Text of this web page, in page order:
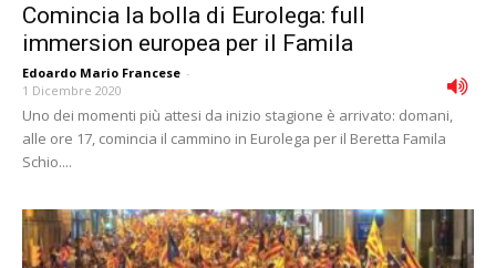
Comincia la bolla di Eurolega: full
immersion europea per il Famila
Edoardo Mario Francese -
1 Dicembre 2020
Uno dei momenti più attesi da inizio stagione è arrivato: domani,
alle ore 17, comincia il cammino in Eurolega per il Beretta Famila
Schio....